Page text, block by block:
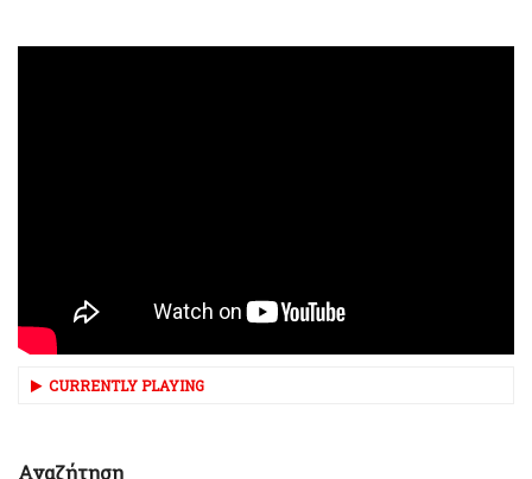
CURRENTLY PLAYING
Αναζήτηση